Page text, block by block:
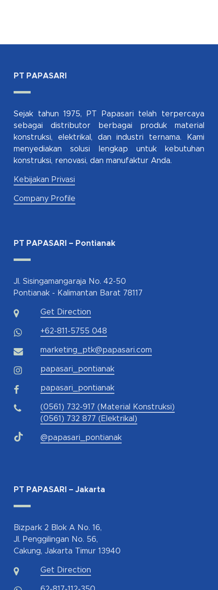
PT PAPASARI
Sejak tahun 1975, PT Papasari telah terpercaya
sebagai distributor berbagai produk material
konstruksi, elektrikal, dan industri ternama. Kami
menyediakan solusi lengkap untuk kebutuhan
konstruksi, renovasi, dan manufaktur Anda.
Kebijakan Privasi
Company Profile
PT PAPASARI – Pontianak
Jl. Sisingamangaraja No. 42-50
Pontianak - Kalimantan Barat 78117
Get Direction
+62-811-5755 048
marketing_ptk@papasari.com
papasari_pontianak
papasari_pontianak
(0561) 732-917 (Material Konstruksi)
(0561) 732 877 (Elektrikal)
@papasari_pontianak
PT PAPASARI – Jakarta
Bizpark 2 Blok A No. 16,
Jl. Penggilingan No. 56,
Cakung, Jakarta Timur 13940
Get Direction